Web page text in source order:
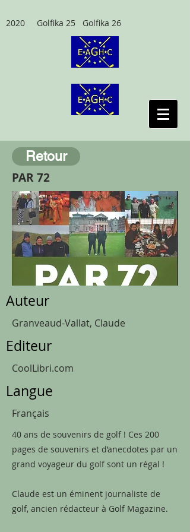
2020 Golfika 25 Golfika 26
Retour
PAR 72
Auteur
Granveaud-Vallat, Claude
Editeur
CoolLibri.com
Langue
Français
40 ans de souvenirs de golf ! Ces 200
pages de souvenirs et d’anecdotes par un
grand voyageur du golf sont un régal !
Claude est un éminent journaliste de
golf, ancien rédacteur à Golf Magazine.